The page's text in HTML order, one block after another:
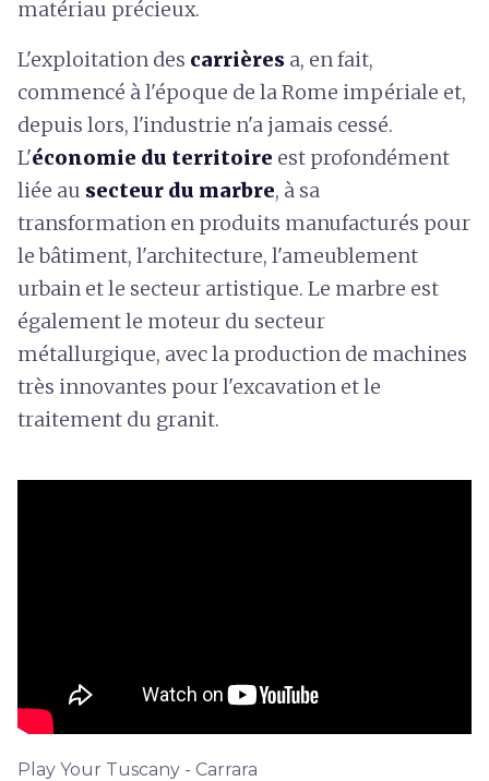
matériau précieux.
L'exploitation des carrières a, en fait,
commencé à l'époque de la Rome impériale et,
depuis lors, l'industrie n'a jamais cessé.
L'économie du territoire est profondément
liée au secteur du marbre, à sa
transformation en produits manufacturés pour
le bâtiment, l'architecture, l'ameublement
urbain et le secteur artistique. Le marbre est
également le moteur du secteur
métallurgique, avec la production de machines
très innovantes pour l'excavation et le
traitement du granit.
Play Your Tuscany - Carrara